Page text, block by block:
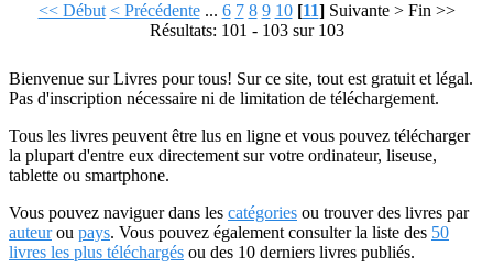
<< Début < Précédente ... 6 7 8 9 10 [11] Suivante > Fin >>
Résultats: 101 - 103 sur 103
Bienvenue sur Livres pour tous! Sur ce site, tout est gratuit et légal.
Pas d'inscription nécessaire ni de limitation de téléchargement.
Tous les livres peuvent être lus en ligne et vous pouvez télécharger
la plupart d'entre eux directement sur votre ordinateur, liseuse,
tablette ou smartphone.
Vous pouvez naviguer dans les catégories ou trouver des livres par
auteurou pays. Vous pouvez également consulter la liste des 50
livres les plus téléchargés ou des 10 derniers livres publiés.